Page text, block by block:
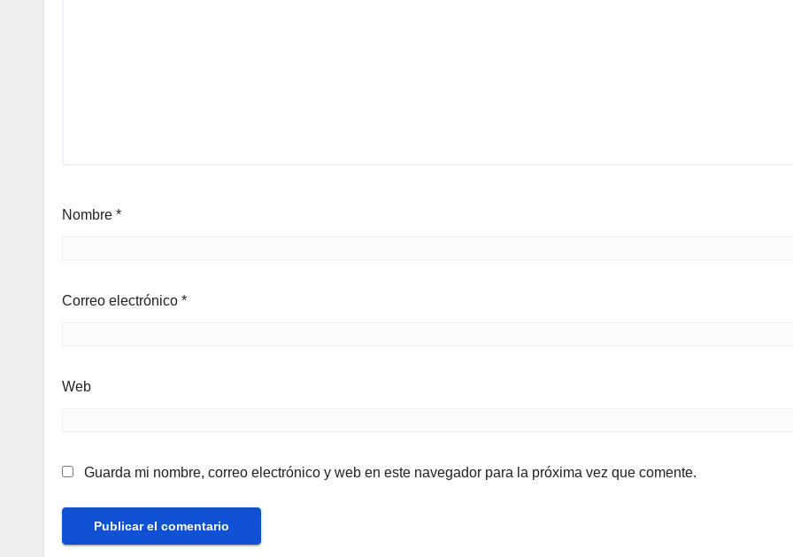
Nombre *
Correo electrónico *
Web
Guarda mi nombre, correo electrónico y web en este navegador para la próxima vez que comente.